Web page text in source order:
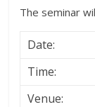
The seminar
Date:
Time:
Venue: